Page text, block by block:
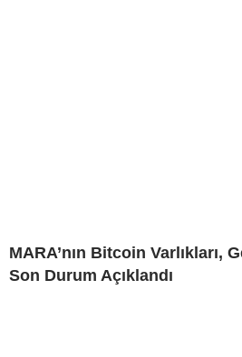
MARA’nın Bitcoin Varlıkları,
Son Durum Açıklandı